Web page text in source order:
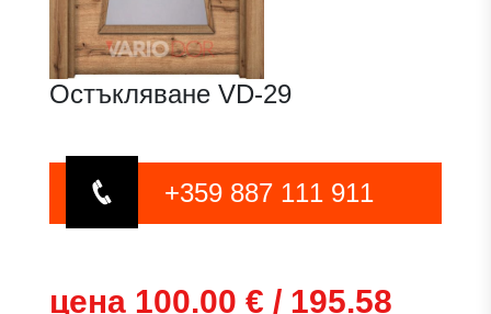
Остъкляване VD-29
+359 887 111 911
цена 100.00 € / 195.58